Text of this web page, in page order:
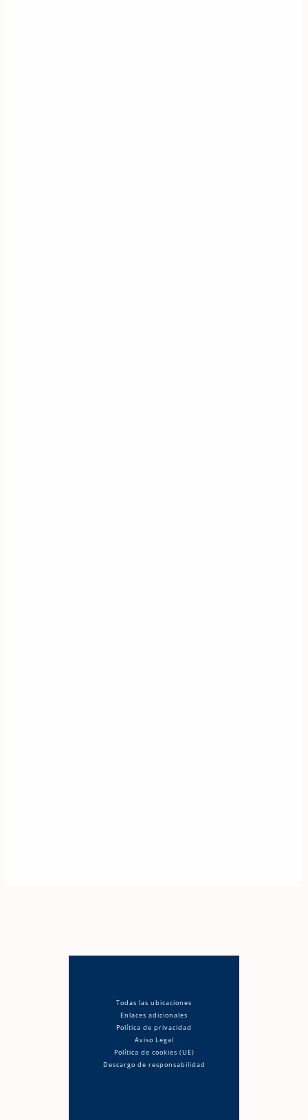
Todas las ubicaciones
Enlaces adicionales
Política de privacidad
Aviso Legal
Política de cookies (UE)
Descargo de responsabilidad